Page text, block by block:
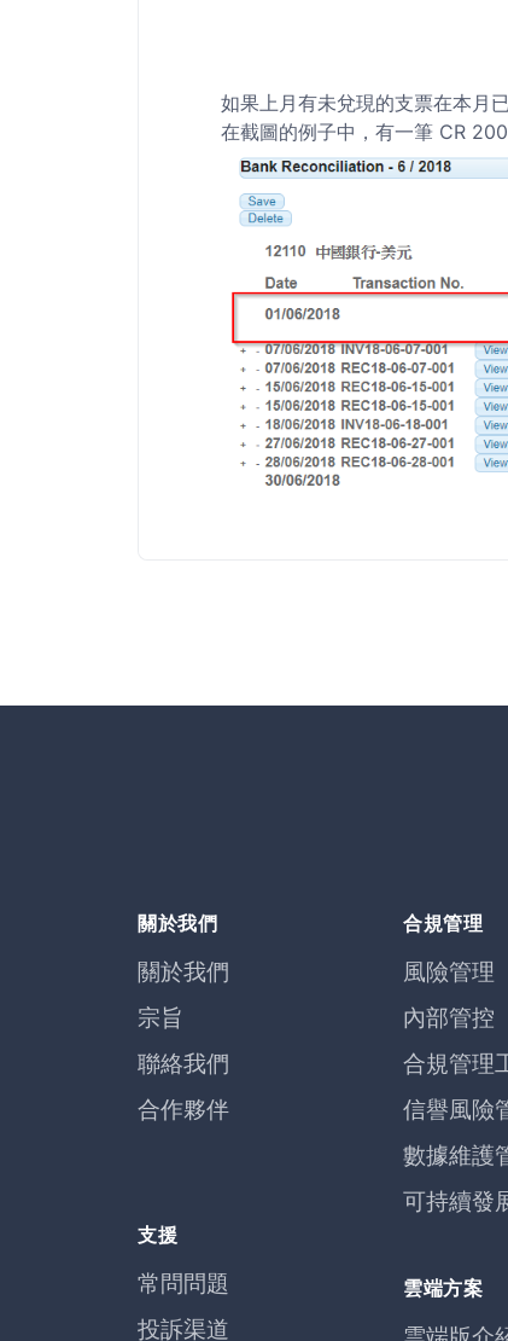
如果上月有未兌現的支票在本月
在截圖的例子中，有一筆 CR
關於我們
關於我們
宗旨
聯絡我們
合作夥伴
合規管理
風險管理
內部管控
合規管理
信譽風險
數據維護
可持續發
支援
常問問題
投訴渠道
雲端方案